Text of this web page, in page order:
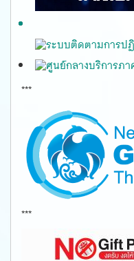
***
gfmis
***